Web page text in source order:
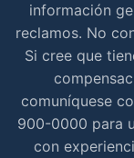
información
reclamos. No
Si cree que
comuníquese
900-0000 para
con